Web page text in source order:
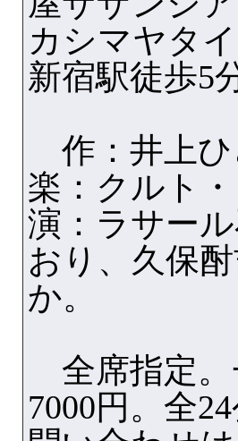
カシマヤタ
新宿駅徒歩5
作：井上ひ
楽：クルト
演：ラサー
おり、久保
か。
全席指定。
7000円。全